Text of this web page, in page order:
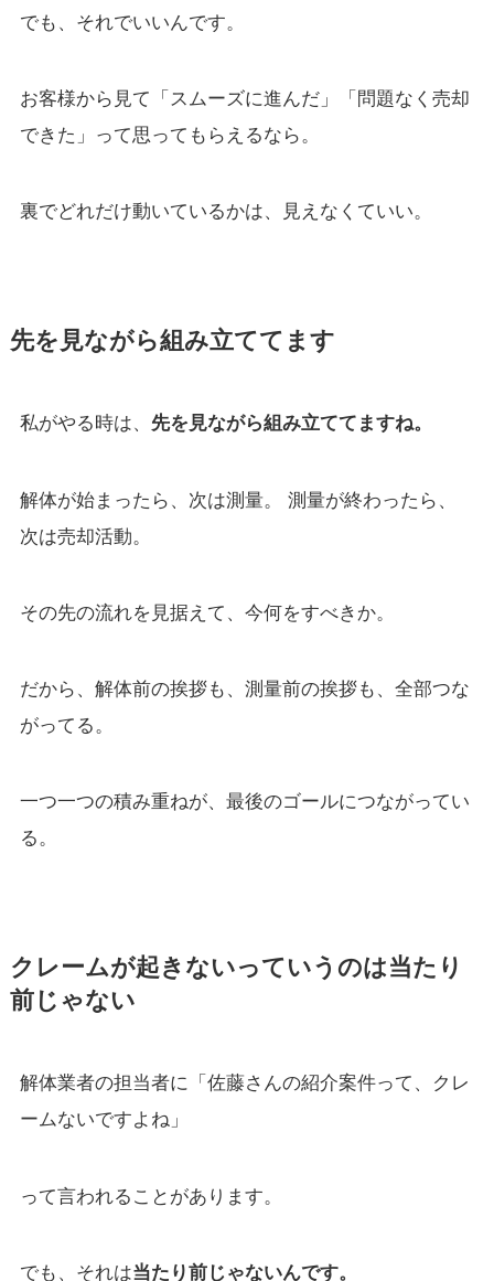
でも、それでいいんです。
お客様から見て「スムーズに進んだ」「問題なく売却
できた」って思ってもらえるなら。
裏でどれだけ動いているかは、見えなくていい。
先を見ながら組み立ててます
私がやる時は、 先を見ながら組み立ててますね。
解体が始まったら、次は測量。 測量が終わったら、
次は売却活動。
その先の流れを見据えて、今何をすべきか。
だから、解体前の挨拶も、測量前の挨拶も、全部つな
がってる。
一つ一つの積み重ねが、最後のゴールにつながってい
る。
クレームが起きないっていうのは当たり
前じゃない
解体業者の担当者に「佐藤さんの紹介案件って、クレ
ームないですよね」
って言われることがあります。
でも、それは当たり前じゃないんです。